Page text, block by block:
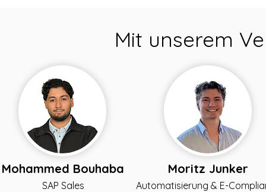
Mit unserem
Mohammed Bouhaba
SAP Sales
Moritz Junker
Automatisierung & E-